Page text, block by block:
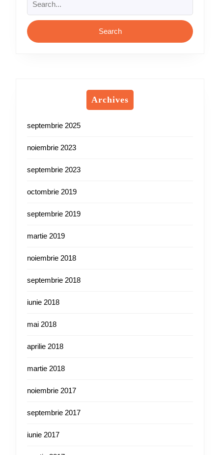
for:
Archives
septembrie 2025
noiembrie 2023
septembrie 2023
octombrie 2019
septembrie 2019
martie 2019
noiembrie 2018
septembrie 2018
iunie 2018
mai 2018
aprilie 2018
martie 2018
noiembrie 2017
septembrie 2017
iunie 2017